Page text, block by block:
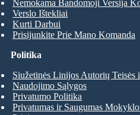
Nemokama Bandomoji Versija
Verslo Ištekliai
Kurti Darbui
Prisijunkite Prie Mano Komanda
Politika
Siužetinės Linijos Autorių Teisės
Naudojimo Sąlygos
Privatumo Politika
Privatumas ir Saugumas